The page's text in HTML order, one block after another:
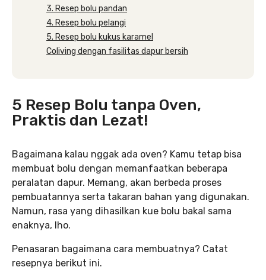
3. Resep bolu pandan
4. Resep bolu pelangi
5. Resep bolu kukus karamel
Coliving dengan fasilitas dapur bersih
5 Resep Bolu tanpa Oven,
Praktis dan Lezat!
Bagaimana kalau nggak ada oven? Kamu tetap bisa
membuat bolu dengan memanfaatkan beberapa
peralatan dapur. Memang, akan berbeda proses
pembuatannya serta takaran bahan yang digunakan.
Namun, rasa yang dihasilkan kue bolu bakal sama
enaknya, lho.
Penasaran bagaimana cara membuatnya? Catat
resepnya berikut ini.